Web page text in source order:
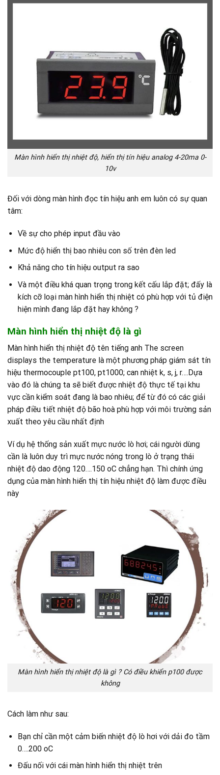
Màn hình hiển thị nhiệt độ, hiển thị tín hiệu analog 4-20ma 0-
10v
Đối với dòng màn hình đọc tín hiệu anh em luôn có sự quan
tâm:
Về sự cho phép input đầu vào
Mức độ hiển thị bao nhiêu con số trên đèn led
Khả năng cho tín hiệu output ra sao
Và một điều khá quan trọng trong kết cấu lắp đặt; đấy là
kích cỡ loại màn hình hiển thị nhiệt có phù hợp với tủ điện
hiện mình đang lắp đặt hay không ?
Màn hình hiển thị nhiệt độ là gì
Màn hình hiển thị nhiệt độ tên tiếng anh The screen
displays the temperature là một phương pháp giám sát tín
hiệu thermocouple pt100, pt1000; can nhiệt k, s, j, r….Dựa
vào đó là chúng ta sẽ biết được nhiệt độ thực tế tại khu
vực cần kiểm soát đang là bao nhiêu; để từ đó có các giải
pháp điều tiết nhiệt độ bão hoà phù hợp với môi trường sản
xuất theo yêu cầu nhất định
Ví dụ hệ thống sản xuất mực nước lò hơi; cái người dùng
cần là luôn duy trì mực nước nóng trong lò ở trạng thái
nhiệt độ dao động 120….150 oC chẳng hạn. Thì chính ứng
dụng của màn hình hiển thị tín hiệu nhiệt độ làm được điều
này
Màn hình hiển thị nhiệt độ là gì ? Có điều khiển p100 được
không
Cách làm như sau:
Bạn chỉ cần một cảm biến nhiệt độ lò hơi với dải đo tầm
0….200 oC
Đấu nối với cái màn hình hiển thị nhiệt trên